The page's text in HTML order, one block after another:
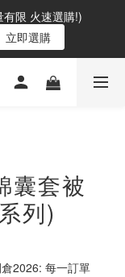
限 火速選購!)
立即選購
囊套被
列)
2026: 每一訂單